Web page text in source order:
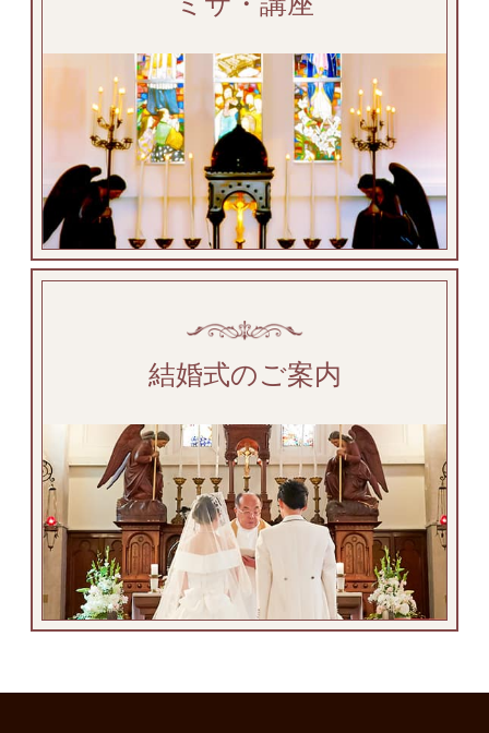
結婚式のご案内